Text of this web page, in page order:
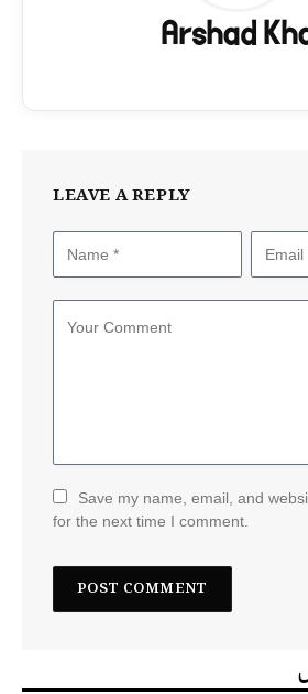
Arshad
LEAVE A REPLY
Save my name, email, and
for the next time I comment.